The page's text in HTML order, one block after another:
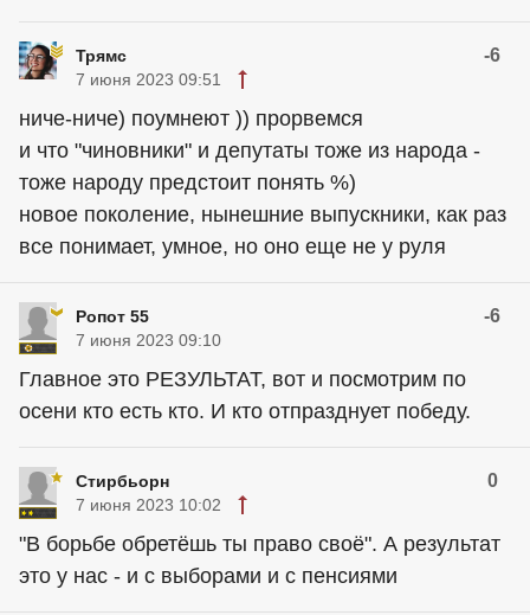
Трямс -6
7 июня 2023 09:51
ниче-ниче) поумнеют )) прорвемся
и что "чиновники" и депутаты тоже из народа -
тоже народу предстоит понять %)
новое поколение, нынешние выпускники, как раз
все понимает, умное, но оно еще не у руля
Ропот 55 -6
7 июня 2023 09:10
Главное это РЕЗУЛЬТАТ, вот и посмотрим по
осени кто есть кто. И кто отпразднует победу.
Стирбьорн 0
7 июня 2023 10:02
"В борьбе обретёшь ты право своё". А результат
это у нас - и с выборами и с пенсиями